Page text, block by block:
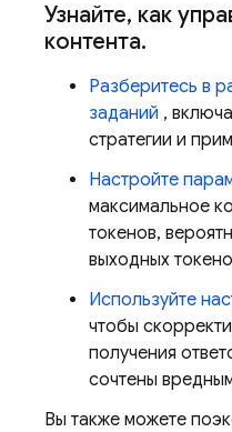
Узнайте, как
контента.
Разберитесь в
заданий ,
стратегии и
Настройте
максимальное
токенов,
выходных
Используйте
чтобы
получения
сочтены
Вы также можете